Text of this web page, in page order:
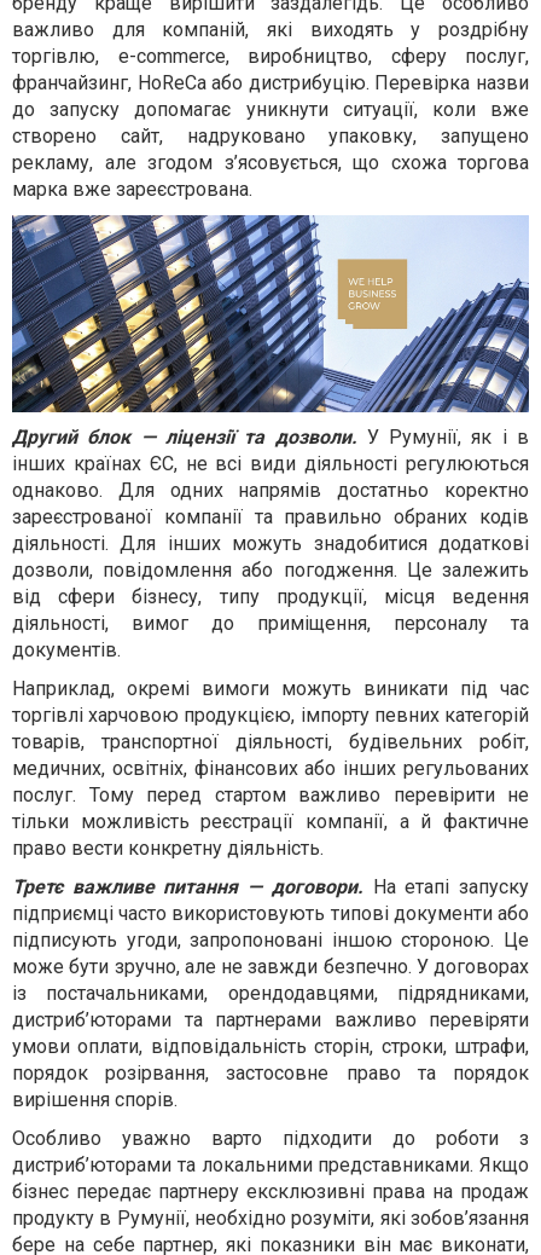
важливо для компаній, які виходять у роздрібну
торгівлю, e-commerce, виробництво, сферу послуг,
франчайзинг, HoReCa або дистрибуцію. Перевірка назви
до запуску допомагає уникнути ситуації, коли вже
створено сайт, надруковано упаковку, запущено
рекламу, але згодом з’ясовується, що схожа торгова
марка вже зареєстрована.
Другий блок — ліцензії та дозволи. У Румунії, як і в
інших країнах ЄС, не всі види діяльності регулюються
однаково. Для одних напрямів достатньо коректно
зареєстрованої компанії та правильно обраних кодів
діяльності. Для інших можуть знадобитися додаткові
дозволи, повідомлення або погодження. Це залежить
від сфери бізнесу, типу продукції, місця ведення
діяльності, вимог до приміщення, персоналу та
документів.
Наприклад, окремі вимоги можуть виникати під час
торгівлі харчовою продукцією, імпорту певних категорій
товарів, транспортної діяльності, будівельних робіт,
медичних, освітніх, фінансових або інших регульованих
послуг. Тому перед стартом важливо перевірити не
тільки можливість реєстрації компанії, а й фактичне
право вести конкретну діяльність.
Третє важливе питання — договори. На етапі запуску
підприємці часто використовують типові документи або
підписують угоди, запропоновані іншою стороною. Це
може бути зручно, але не завжди безпечно. У договорах
із постачальниками, орендодавцями, підрядниками,
дистриб’юторами та партнерами важливо перевіряти
умови оплати, відповідальність сторін, строки, штрафи,
порядок розірвання, застосовне право та порядок
вирішення спорів.
Особливо уважно варто підходити до роботи з
дистриб’юторами та локальними представниками. Якщо
бізнес передає партнеру ексклюзивні права на продаж
продукту в Румунії, необхідно розуміти, які зобов’язання
бере на себе партнер, які показники він має виконати,